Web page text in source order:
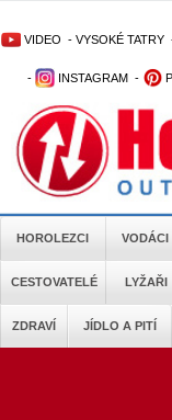
VIDEO - VYSOKÉ TATRY
- INSTAGRAM -
HOROLEZCI VODÁCI
CESTOVATELÉ LYŽAŘI
ZDRAVÍ JÍDLO A PITÍ